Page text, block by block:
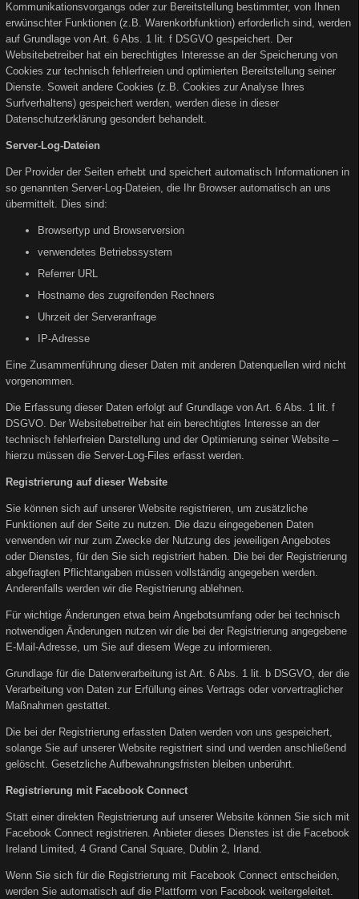
Kommunikationsvorgangs oder zur Bereitstellung bestimmter, von Ihnen
erwünschter Funktionen (z.B. Warenkorbfunktion) erforderlich sind, werden
auf Grundlage von Art. 6 Abs. 1 lit. f DSGVO gespeichert. Der
Websitebetreiber hat ein berechtigtes Interesse an der Speicherung von
Cookies zur technisch fehlerfreien und optimierten Bereitstellung seiner
Dienste. Soweit andere Cookies (z.B. Cookies zur Analyse Ihres
Surfverhaltens) gespeichert werden, werden diese in dieser
Datenschutzerklärung gesondert behandelt.
Server-Log-Dateien
Der Provider der Seiten erhebt und speichert automatisch Informationen in
so genannten Server-Log-Dateien, die Ihr Browser automatisch an uns
übermittelt. Dies sind:
Browsertyp und Browserversion
verwendetes Betriebssystem
Referrer URL
Hostname des zugreifenden Rechners
Uhrzeit der Serveranfrage
IP-Adresse
Eine Zusammenführung dieser Daten mit anderen Datenquellen wird nicht
vorgenommen.
Die Erfassung dieser Daten erfolgt auf Grundlage von Art. 6 Abs. 1 lit. f
DSGVO. Der Websitebetreiber hat ein berechtigtes Interesse an der
technisch fehlerfreien Darstellung und der Optimierung seiner Website –
hierzu müssen die Server-Log-Files erfasst werden.
Registrierung auf dieser Website
Sie können sich auf unserer Website registrieren, um zusätzliche
Funktionen auf der Seite zu nutzen. Die dazu eingegebenen Daten
verwenden wir nur zum Zwecke der Nutzung des jeweiligen Angebotes
oder Dienstes, für den Sie sich registriert haben. Die bei der Registrierung
abgefragten Pflichtangaben müssen vollständig angegeben werden.
Anderenfalls werden wir die Registrierung ablehnen.
Für wichtige Änderungen etwa beim Angebotsumfang oder bei technisch
notwendigen Änderungen nutzen wir die bei der Registrierung angegebene
E-Mail-Adresse, um Sie auf diesem Wege zu informieren.
Grundlage für die Datenverarbeitung ist Art. 6 Abs. 1 lit. b DSGVO, der die
Verarbeitung von Daten zur Erfüllung eines Vertrags oder vorvertraglicher
Maßnahmen gestattet.
Die bei der Registrierung erfassten Daten werden von uns gespeichert,
solange Sie auf unserer Website registriert sind und werden anschließend
gelöscht. Gesetzliche Aufbewahrungsfristen bleiben unberührt.
Registrierung mit Facebook Connect
Statt einer direkten Registrierung auf unserer Website können Sie sich mit
Facebook Connect registrieren. Anbieter dieses Dienstes ist die Facebook
Ireland Limited, 4 Grand Canal Square, Dublin 2, Irland.
Wenn Sie sich für die Registrierung mit Facebook Connect entscheiden,
werden Sie automatisch auf die Plattform von Facebook weitergeleitet.